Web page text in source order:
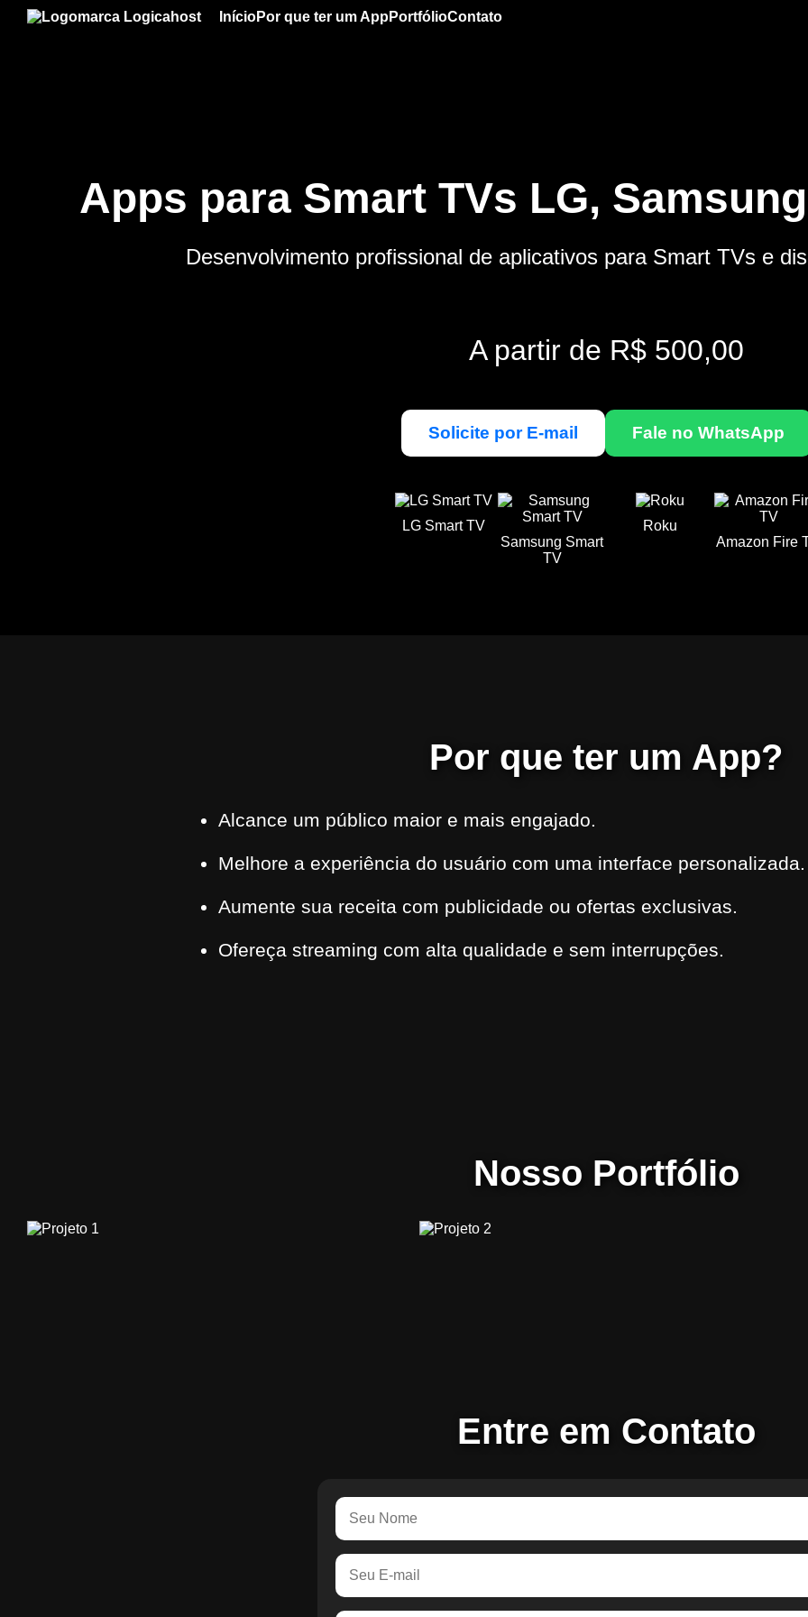
InícioPor que ter um AppPortfólioContato
Apps para Smart TVs LG,
Desenvolvimento profissional de aplicativos para Smart TVs e
A partir de R$ 500,00
Solicite por E-mail Fale no WhatsApp
LG Smart TV
Samsung Smart
TV
Roku
Amazon Fire
Por que ter um App?
Alcance um público maior e mais engajado.
Melhore a experiência do usuário com uma interface personalizada.
Aumente sua receita com publicidade ou ofertas exclusivas.
Ofereça streaming com alta qualidade e sem interrupções.
Nosso Portfólio
Entre em Contato